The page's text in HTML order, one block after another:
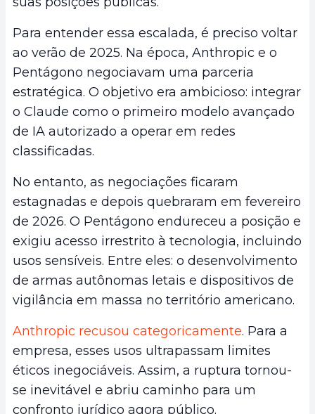
Para entender essa escalada, é preciso voltar
ao verão de 2025. Na época, Anthropic e o
Pentágono negociavam uma parceria
estratégica. O objetivo era ambicioso: integrar
o Claude como o primeiro modelo avançado
de IA autorizado a operar em redes
classificadas.
No entanto, as negociações ficaram
estagnadas e depois quebraram em fevereiro
de 2026. O Pentágono endureceu a posição e
exigiu acesso irrestrito à tecnologia, incluindo
usos sensíveis. Entre eles: o desenvolvimento
de armas autônomas letais e dispositivos de
vigilância em massa no território americano.
Anthropic recusou categoricamente. Para a
empresa, esses usos ultrapassam limites
éticos inegociáveis. Assim, a ruptura tornou-
se inevitável e abriu caminho para um
confronto jurídico agora público.